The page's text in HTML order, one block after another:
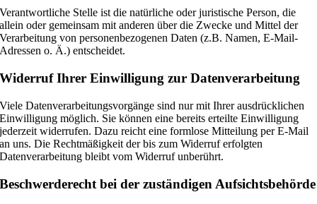
Verantwortliche Stelle ist die natürliche oder juristische Person, die
allein oder gemeinsam mit anderen über die Zwecke und Mittel der
Verarbeitung von personenbezogenen Daten (z.B. Namen, E-Mail-
Adressen o. Ä.) entscheidet.
Widerruf Ihrer Einwilligung zur Datenverarbeitung
Viele Datenverarbeitungsvorgänge sind nur mit Ihrer ausdrücklichen
Einwilligung möglich. Sie können eine bereits erteilte Einwilligung
jederzeit widerrufen. Dazu reicht eine formlose Mitteilung per E-Mail
an uns. Die Rechtmäßigkeit der bis zum Widerruf erfolgten
Datenverarbeitung bleibt vom Widerruf unberührt.
Beschwerderecht bei der zuständigen Aufsichtsbehörde